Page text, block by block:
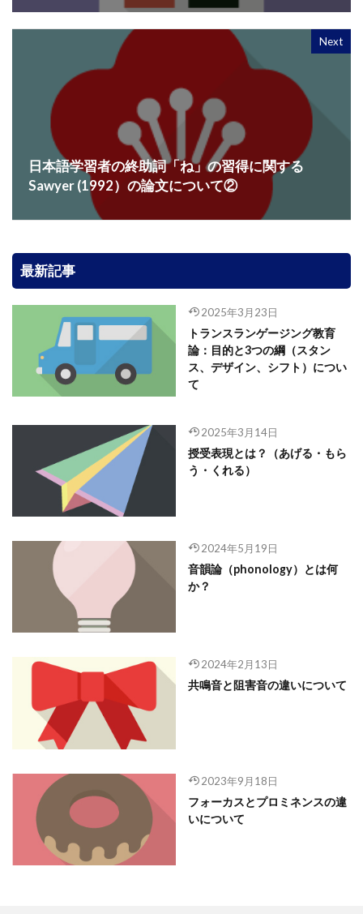
Next
日本語学習者の終助詞「ね」の習得に関する
Sawyer (1992）の論文について②
最新記事
2025年3月23日
トランスランゲージング教育
論：目的と3つの綱（スタン
ス、デザイン、シフト）につい
て
2025年3月14日
授受表現とは？（あげる・もら
う・くれる）
2024年5月19日
音韻論（phonology）とは何
か？
2024年2月13日
共鳴音と阻害音の違いについて
2023年9月18日
フォーカスとプロミネンスの違
いについて